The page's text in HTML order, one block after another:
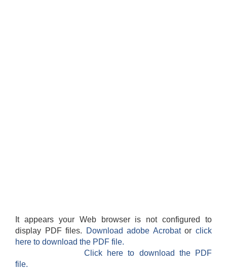
It appears your Web browser is not configured to
display PDF files.
Download adobe Acrobatorclick
here to download the PDF file.
Click here to download the PDF
file.